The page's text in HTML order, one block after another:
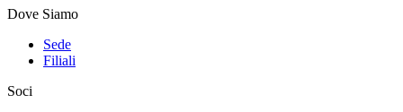
Dove Siamo
Sede
Filiali
Soci